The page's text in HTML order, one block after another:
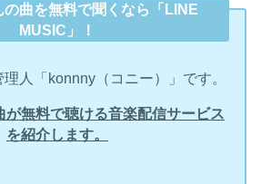
の曲を無料で聞くなら「LINE
MUSIC」！
人「konnny（コニー）」です。
が無料で聴ける音楽配信サービス
を紹介します。